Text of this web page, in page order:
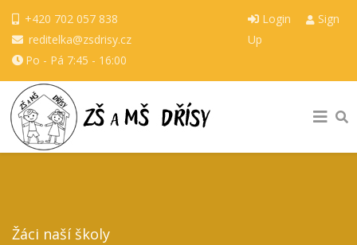
+420 702 057 838
reditelka@zsdrisy.cz
Po - Pá 7:45 - 16:00
Login
Sign
Up
Žáci naší školy